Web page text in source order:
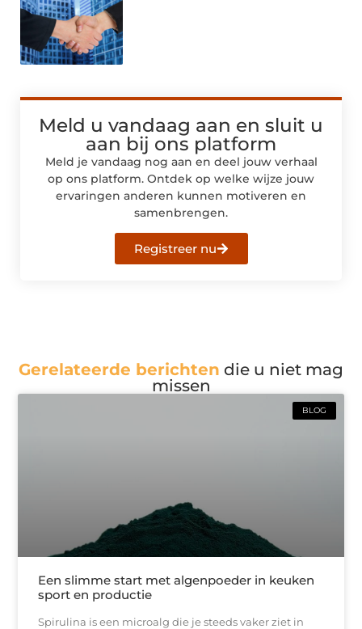
Meld u vandaag aan en sluit u
aan bij ons platform
Meld je vandaag nog aan en deel jouw verhaal
op ons platform. Ontdek op welke wijze jouw
ervaringen anderen kunnen motiveren en
samenbrengen.
Registreer nu
Gerelateerde berichten die u niet mag
missen
BLOG
Een slimme start met algenpoeder in keuken
sport en productie
Spirulina is een microalg die je steeds vaker ziet in